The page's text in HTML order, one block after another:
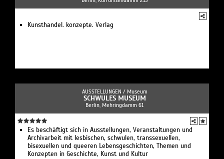
Kunsthandel. konzepte. Verlag
AUSSTELLUNGEN / Museum
SCHWULES MUSEUM
Berlin, Mehringdamm 61
Es beschäftigt sich in Ausstellungen, Veranstaltungen und
Archivarbeit mit lesbischen, schwulen, transsexuellen,
bisexuellen und queeren Lebensgeschichten, Themen und
Konzepten in Geschichte, Kunst und Kultur